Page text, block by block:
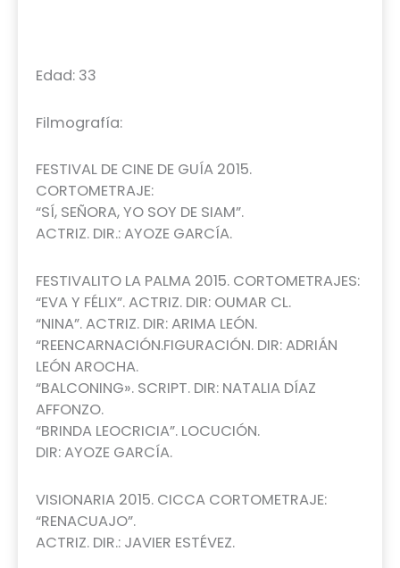
Edad: 33
Filmografía:
FESTIVAL DE CINE DE GUÍA 2015.
CORTOMETRAJE:
“SÍ, SEÑORA, YO SOY DE SIAM”.
ACTRIZ. DIR.: AYOZE GARCÍA.
FESTIVALITO LA PALMA 2015. CORTOMETRAJES:
“EVA Y FÉLIX”. ACTRIZ. DIR: OUMAR CL.
“NINA”. ACTRIZ. DIR: ARIMA LEÓN.
“REENCARNACIÓN.FIGURACIÓN. DIR: ADRIÁN
LEÓN AROCHA.
“BALCONING». SCRIPT. DIR: NATALIA DÍAZ
AFFONZO.
“BRINDA LEOCRICIA”. LOCUCIÓN.
DIR: AYOZE GARCÍA.
VISIONARIA 2015. CICCA CORTOMETRAJE:
“RENACUAJO”.
ACTRIZ. DIR.: JAVIER ESTÉVEZ.